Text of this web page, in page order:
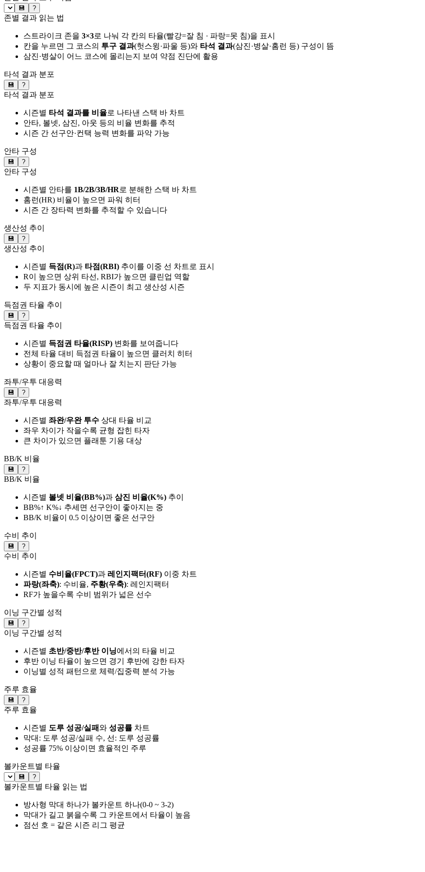
💾 ?
존별 결과 읽는 법
스트라이크 존을 3×3로 나눠 각 칸의 타율(빨강=잘 침 · 파랑=못 침)을 표시
칸을 누르면 그 코스의 투구 결과(헛스윙·파울 등)와 타석 결과(삼진·병살·홈런 등) 구성이 뜸
삼진·병살이 어느 코스에 몰리는지 보여 약점 진단에 활용
타석 결과 분포
💾 ?
타석 결과 분포
시즌별 타석 결과를 비율로 나타낸 스택 바 차트
안타, 볼넷, 삼진, 아웃 등의 비율 변화를 추적
시즌 간 선구안·컨택 능력 변화를 파악 가능
안타 구성
💾 ?
안타 구성
시즌별 안타를 1B/2B/3B/HR로 분해한 스택 바 차트
홈런(HR) 비율이 높으면 파워 히터
시즌 간 장타력 변화를 추적할 수 있습니다
생산성 추이
💾 ?
생산성 추이
시즌별 득점(R)과 타점(RBI) 추이를 이중 선 차트로 표시
R이 높으면 상위 타선, RBI가 높으면 클린업 역할
두 지표가 동시에 높은 시즌이 최고 생산성 시즌
득점권 타율 추이
💾 ?
득점권 타율 추이
시즌별 득점권 타율(RISP) 변화를 보여줍니다
전체 타율 대비 득점권 타율이 높으면 클러치 히터
상황이 중요할 때 얼마나 잘 치는지 판단 가능
좌투/우투 대응력
💾 ?
좌투/우투 대응력
시즌별 좌완/우완 투수 상대 타율 비교
좌우 차이가 작을수록 균형 잡힌 타자
큰 차이가 있으면 플래툰 기용 대상
BB/K 비율
💾 ?
BB/K 비율
시즌별 볼넷 비율(BB%)과 삼진 비율(K%) 추이
BB%↑ K%↓ 추세면 선구안이 좋아지는 중
BB/K 비율이 0.5 이상이면 좋은 선구안
수비 추이
💾 ?
수비 추이
시즌별 수비율(FPCT)과 레인지팩터(RF) 이중 차트
파랑(좌축): 수비율, 주황(우축): 레인지팩터
RF가 높을수록 수비 범위가 넓은 선수
이닝 구간별 성적
💾 ?
이닝 구간별 성적
시즌별 초반/중반/후반 이닝에서의 타율 비교
후반 이닝 타율이 높으면 경기 후반에 강한 타자
이닝별 성적 패턴으로 체력/집중력 분석 가능
주루 효율
💾 ?
주루 효율
시즌별 도루 성공/실패와 성공률 차트
막대: 도루 성공/실패 수, 선: 도루 성공률
성공률 75% 이상이면 효율적인 주루
볼카운트별 타율
💾 ?
볼카운트별 타율 읽는 법
방사형 막대 하나가 볼카운트 하나(0-0 ~ 3-2)
막대가 길고 붉을수록 그 카운트에서 타율이 높음
점선 호 = 같은 시즌 리그 평균